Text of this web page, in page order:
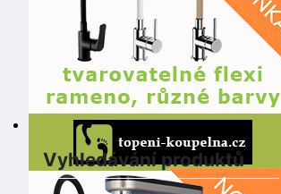
Vyhledávání produktů